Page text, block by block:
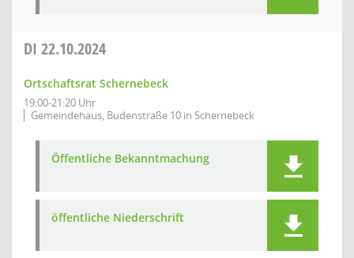
DI 22.10.2024
Ortschaftsrat Schernebeck
19:00-21:20 Uhr
Gemeindehaus, Budenstraße 10 in Schernebeck
Öffentliche Bekanntmachung
öffentliche Niederschrift